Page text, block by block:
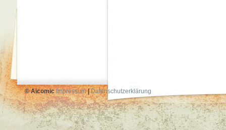
© AicomicImpressum|Datenschutzerklärung